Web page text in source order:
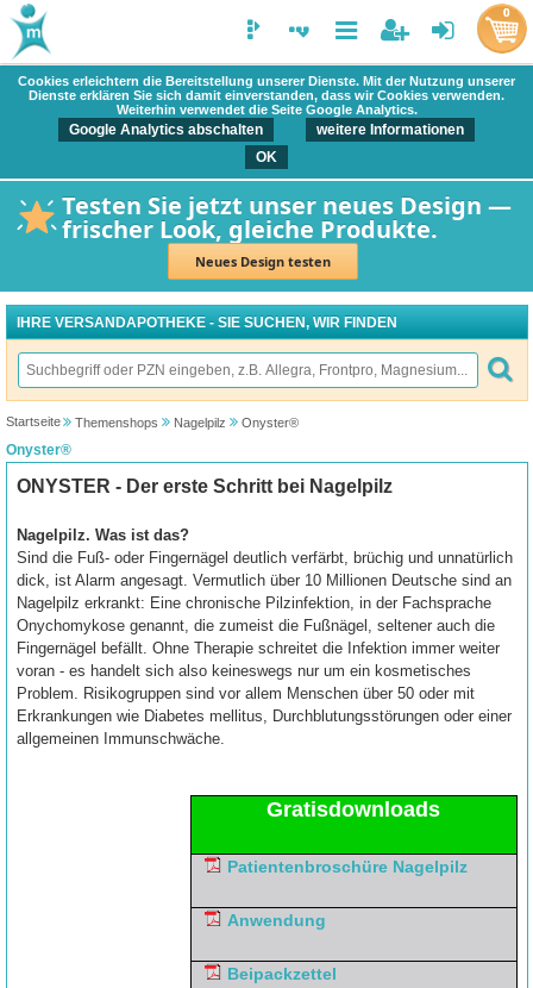
Cookies erleichtern die Bereitstellung unserer Dienste. Mit der Nutzung unserer
Dienste erklären Sie sich damit einverstanden, dass wir Cookies verwenden.
Weiterhin verwendet die Seite Google Analytics.
Google Analytics abschalten
weitere Informationen
OK
Testen Sie jetzt unser neues Design —
frischer Look, gleiche Produkte.
Neues Design testen
0
IHRE VERSANDAPOTHEKE - SIE SUCHEN, WIR FINDEN
Startseite Themenshops Nagelpilz Onyster®
Onyster®
ONYSTER - Der erste Schritt bei Nagelpilz
Nagelpilz. Was ist das?
Sind die Fuß- oder Fingernägel deutlich verfärbt, brüchig und unnatürlich
dick, ist Alarm angesagt. Vermutlich über 10 Millionen Deutsche sind an
Nagelpilz erkrankt: Eine chronische Pilzinfektion, in der Fachsprache
Onychomykose genannt, die zumeist die Fußnägel, seltener auch die
Fingernägel befällt. Ohne Therapie schreitet die Infektion immer weiter
voran - es handelt sich also keineswegs nur um ein kosmetisches
Problem. Risikogruppen sind vor allem Menschen über 50 oder mit
Erkrankungen wie Diabetes mellitus, Durchblutungsstörungen oder einer
allgemeinen Immunschwäche.
Gratisdownloads
Patientenbroschüre Nagelpilz
Anwendung
Beipackzettel